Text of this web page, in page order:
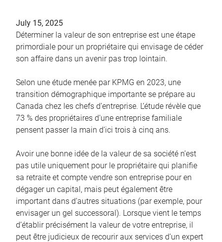
July 15, 2025
Déterminer la valeur de son entreprise est une étape
primordiale pour un propriétaire qui envisage de céder
son affaire dans un avenir pas trop lointain.
Selon une étude menée par KPMG en 2023, une
transition démographique importante se prépare au
Canada chez les chefs d’entreprise. L’étude révèle que
73 % des propriétaires d’une entreprise familiale
pensent passer la main d’ici trois à cinq ans.
Avoir une bonne idée de la valeur de sa société n’est
pas utile uniquement pour le propriétaire qui planifie
sa retraite et compte vendre son entreprise pour en
dégager un capital, mais peut également être
important dans d’autres situations (par exemple, pour
envisager un gel successoral). Lorsque vient le temps
d’établir précisément la valeur de votre entreprise, il
peut être judicieux de recourir aux services d’un expert